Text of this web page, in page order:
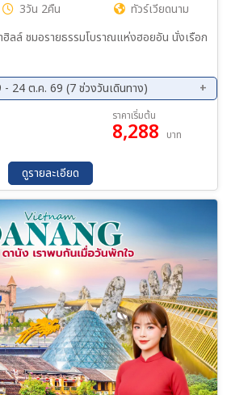
3วัน 2คืน
ทัวร์เวียดนาม
ฮิลล์ ชมอรายธรรมโบราณแห่งฮอยอัน นั่งเรือก
- 24 ต.ค. 69 (7 ช่วงวันเดินทาง)
15 ส.ค. 69 - 17 ส.ค. 69
01 ต.ค. 69 - 03 ต.ค. 69
16 ต.ค. 69 - 18 ต.ค. 69
ราคาเริ่มต้น
8,288 บาท
ดูรายละเอียด